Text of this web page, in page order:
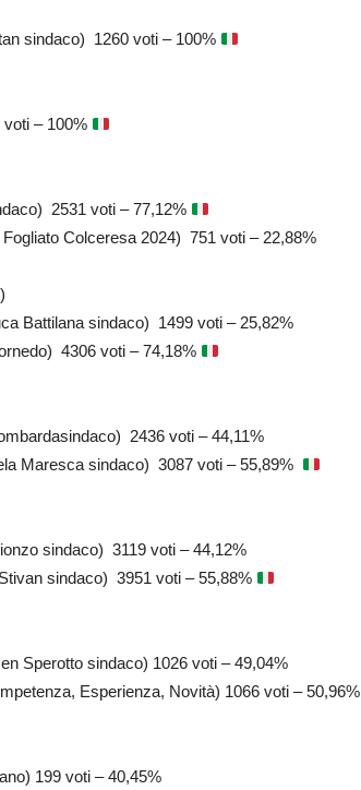
sindaco) 1260 voti – 100%
– 100%
2531 voti – 77,12%
Colceresa 2024) 751 voti – 22,88%
)
Battilana sindaco) 1499 voti – 25,82%
4306 voti – 74,18%
2436 voti – 44,11%
Maresca sindaco) 3087 voti – 55,89%
sindaco) 3119 voti – 44,12%
sindaco) 3951 voti – 55,88%
Sperotto sindaco) 1026 voti – 49,04%
Esperienza, Novità) 1066 voti – 50,96%
199 voti – 40,45%